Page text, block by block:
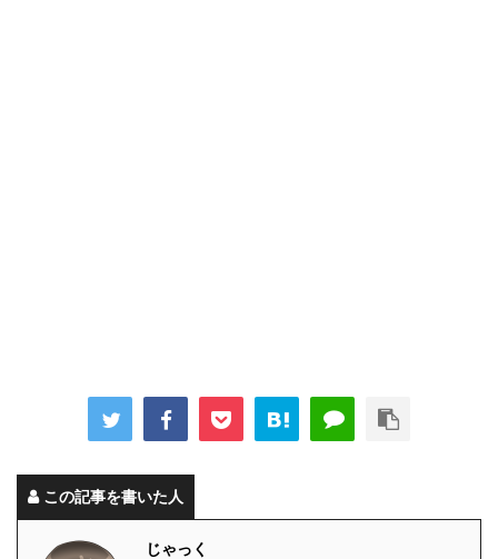
この記事を書いた人
じゃっく